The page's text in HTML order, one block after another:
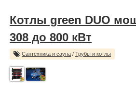
Котлы green DUO
308 до 800 кВт
Сантехника и сауна / Трубы и котлы